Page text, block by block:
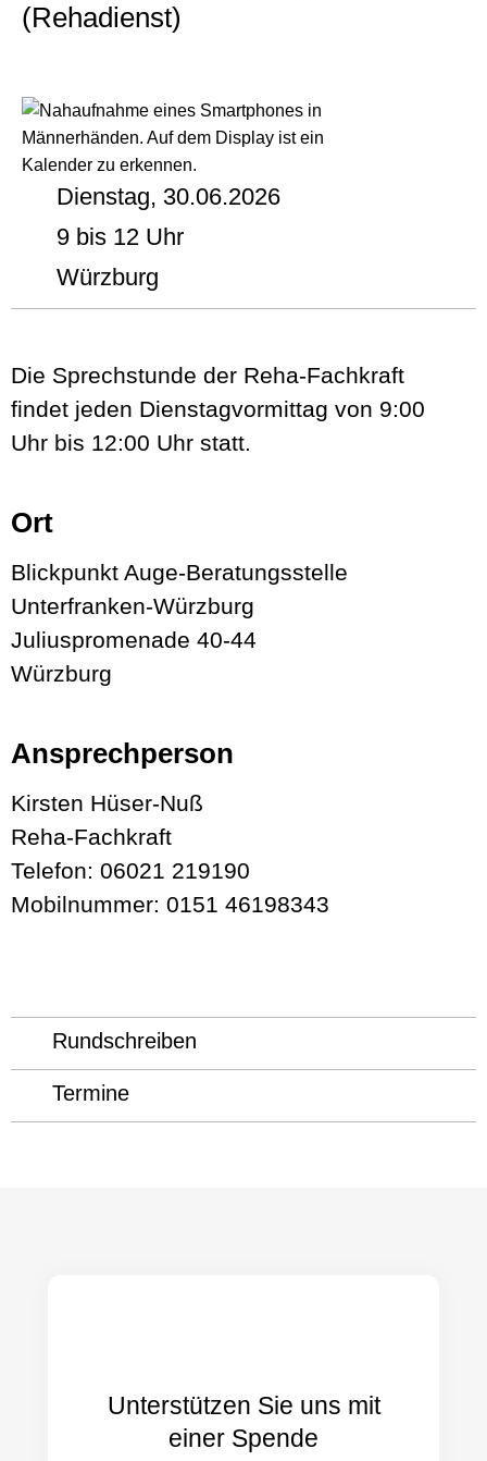
(Rehadienst)
Dienstag, 30.06.2026
9 bis 12 Uhr
Würzburg
Die Sprechstunde der Reha-Fachkraft
findet jeden Dienstagvormittag von 9:00
Uhr bis 12:00 Uhr statt.
Ort
Blickpunkt Auge-Beratungsstelle
Unterfranken-Würzburg
Juliuspromenade 40-44
Würzburg
Ansprechperson
Kirsten Hüser-Nuß
Reha-Fachkraft
Telefon: 06021 219190
Mobilnummer: 0151 46198343
Rundschreiben
Termine
Unterstützen Sie uns mit
einer Spende